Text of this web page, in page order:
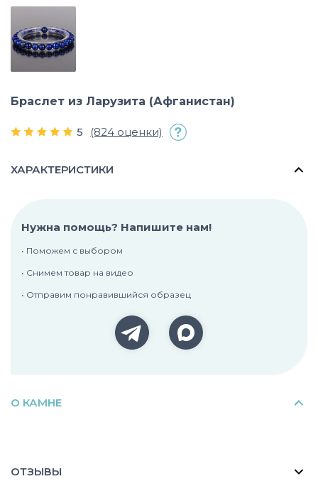
Браслет из Ларузита (Афганистан)
5 (824 оценки)
ХАРАКТЕРИСТИКИ
Нужна помощь? Напишите нам!
• Поможем с выбором
• Снимем товар на видео
• Отправим понравившийся образец
О КАМНЕ
ОТЗЫВЫ